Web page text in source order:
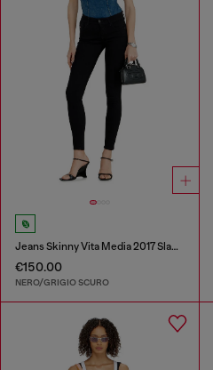
Jeans Skinny Vita Media 2017 Slandy
€150.00
NERO/GRIGIO SCURO